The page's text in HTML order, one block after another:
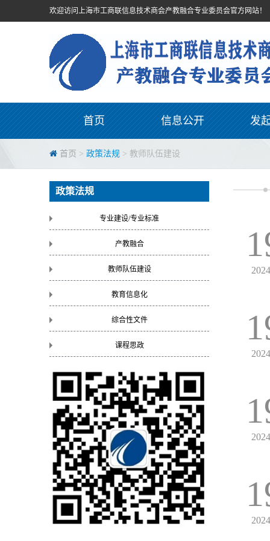
欢迎访问上海市工商联信息技术商会产教融合专业委员会官方网站！
首页 信息公开 发
首页 > 政策法规 > 教师队伍建设
政策法规
专业建设/专业标准
产教融合
教师队伍建设
教育信息化
综合性文件
课程思政